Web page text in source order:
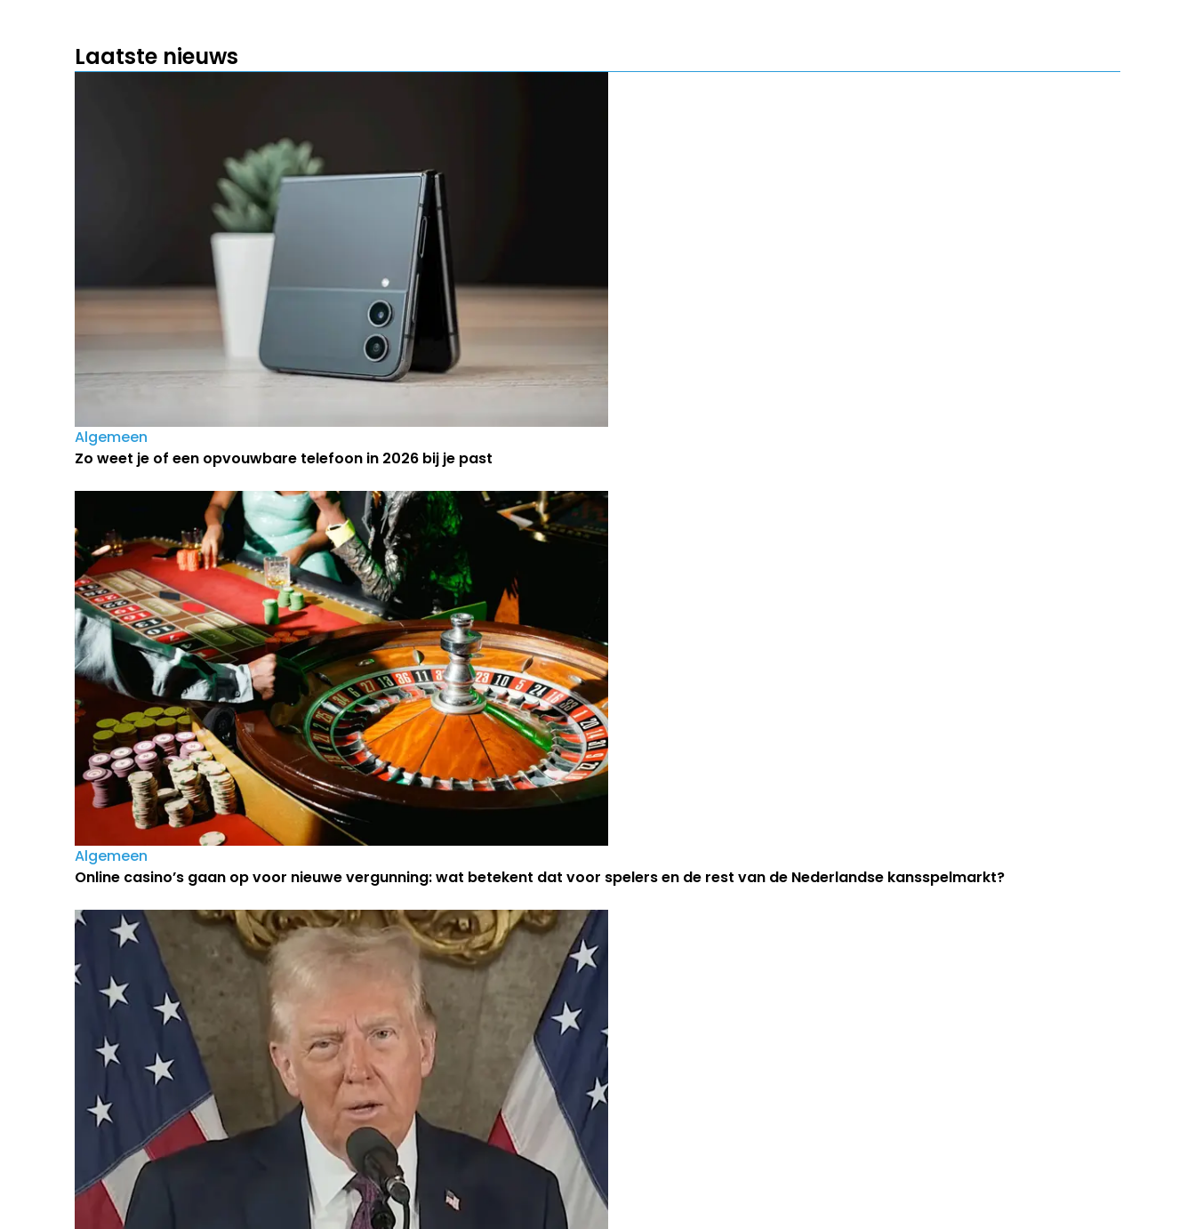
Laatste nieuws
Algemeen
Zo weet je of een opvouwbare telefoon in 2026 bij je past
Algemeen
Online casino’s gaan op voor nieuwe vergunning: wat betekent dat voor spelers en de rest van de Nederlandse kansspelmarkt?